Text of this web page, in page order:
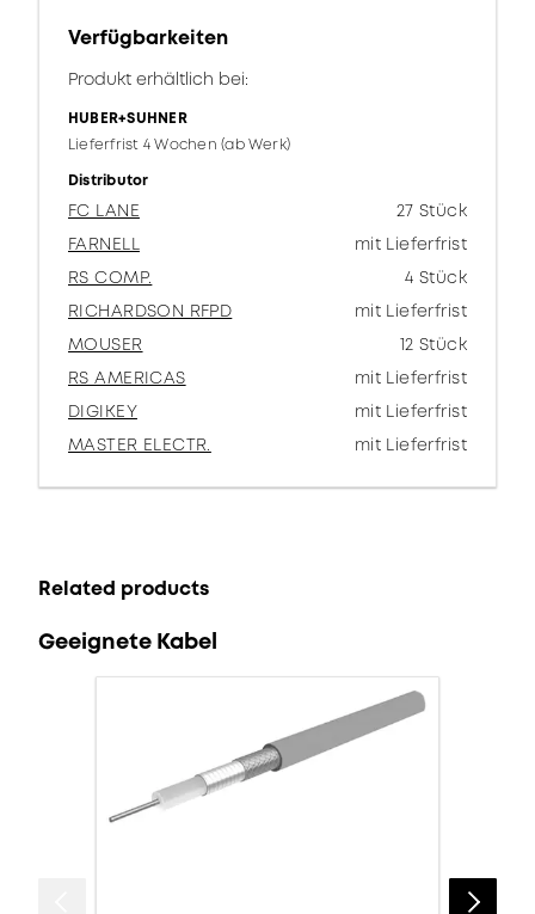
Verfügbarkeiten
Produkt erhältlich bei:
HUBER+SUHNER
Lieferfrist 4 Wochen (ab Werk)
Distributor
FC LANE
27 Stück
FARNELL
mit Lieferfrist
RS COMP.
4 Stück
RICHARDSON RFPD
mit Lieferfrist
MOUSER
12 Stück
RS AMERICAS
mit Lieferfrist
DIGIKEY
mit Lieferfrist
MASTER ELECTR.
mit Lieferfrist
Related products
Geeignete Kabel